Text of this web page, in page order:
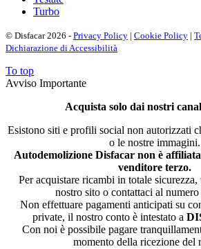
Turbo
© Disfacar 2026 - Privacy Policy | Cookie Policy |
Dichiarazione di Accessibilità
To top
Avviso Importante
Acquista solo dai nostri
Esistono siti e profili social non autorizzati
o le nostre immagini.
Autodemolizione Disfacar non è
venditore terzo.
Per acquistare ricambi in totale sicurezza,
nostro sito o contattaci al numero
Non effettuare pagamenti anticipati su
private, il nostro conto è intestato a
Con noi è possibile pagare
momento della ricezione del